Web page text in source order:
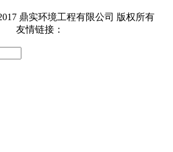
鼎实环境工程有限公司 版权所有
友情链接：